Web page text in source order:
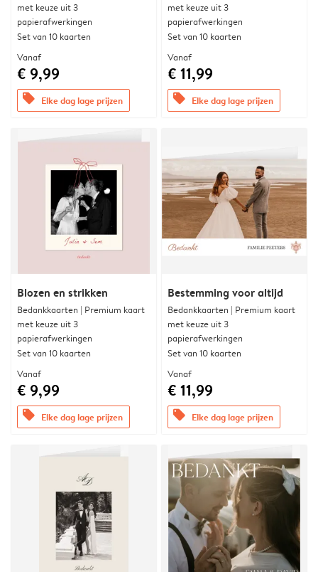
met keuze uit 3
papierafwerkingen
Set van 10 kaarten
Vanaf
€ 9,99
offers Elke dag lage prijzen
met keuze uit 3
papierafwerkingen
Set van 10 kaarten
Vanaf
€ 11,99
offers Elke dag lage prijzen
Blozen en strikken
Bedankkaarten | Premium kaart
met keuze uit 3
papierafwerkingen
Set van 10 kaarten
Vanaf
€ 9,99
offers Elke dag lage prijzen
Bestemming voor altijd
Bedankkaarten | Premium kaart
met keuze uit 3
papierafwerkingen
Set van 10 kaarten
Vanaf
€ 11,99
offers Elke dag lage prijzen